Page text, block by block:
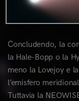
Concludendo, la
la Hale-Bopp o la
meno la Lovejoy e
l’emisfero
Tuttavia la